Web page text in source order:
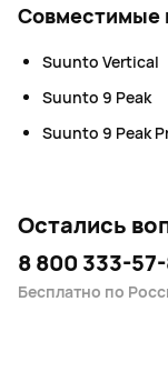
Совместимые
Suunto Vertical
Suunto 9 Peak
Suunto 9 Peak
Остались
8 800 333-
Бесплатно по